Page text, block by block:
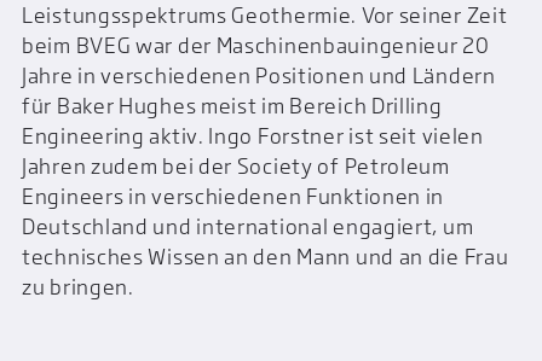
Leistungsspektrums Geothermie. Vor seiner Zeit
beim BVEG war der Maschinenbauingenieur 20
Jahre in verschiedenen Positionen und Ländern
für Baker Hughes meist im Bereich Drilling
Engineering aktiv. Ingo Forstner ist seit vielen
Jahren zudem bei der Society of Petroleum
Engineers in verschiedenen Funktionen in
Deutschland und international engagiert, um
technisches Wissen an den Mann und an die Frau
zu bringen.